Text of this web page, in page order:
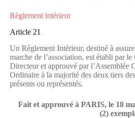
Règlement intérieur
Article 21
Un Règlement Intérieur, destiné à
marche de l’association, est établi par le
Directeur et approuvé par l’Assemblée
Ordinaire à la majorité des deux tiers
présents ou représentés.
Fait et approuvé à PARIS, le 18
(2)